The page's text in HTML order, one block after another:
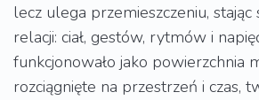
lecz ulega przemieszczeniu, stając
relacji: ciał, gestów, rytmów i
funkcjonowało jako powierzchnia
rozciągnięte na przestrzeń i czas,